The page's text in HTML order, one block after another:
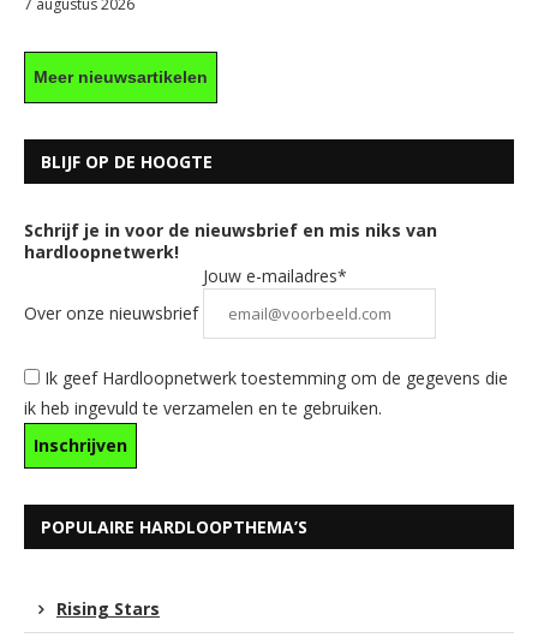
7 augustus 2026
Meer nieuwsartikelen
BLIJF OP DE HOOGTE
Schrijf je in voor de nieuwsbrief en mis niks van
hardloopnetwerk!
Over onze nieuwsbrief
Jouw e-mailadres*
Ik geef Hardloopnetwerk toestemming om de gegevens die
ik heb ingevuld te verzamelen en te gebruiken.
POPULAIRE HARDLOOPTHEMA’S
Rising Stars